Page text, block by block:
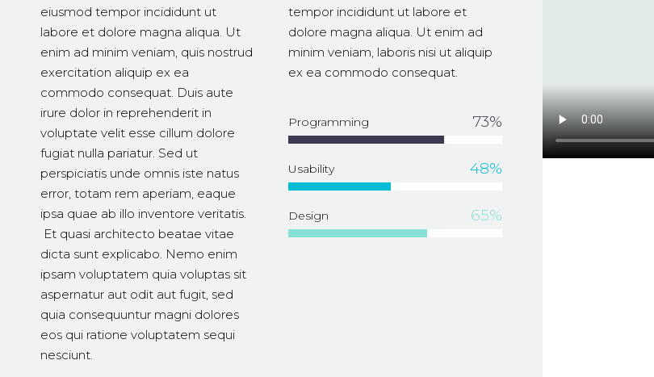
eiusmod tempor incididunt ut
labore et dolore magna aliqua. Ut
enim ad minim veniam, quis nostrud
exercitation aliquip ex ea
commodo consequat. Duis aute
irure dolor in reprehenderit in
voluptate velit esse cillum dolore
fugiat nulla pariatur. Sed ut
perspiciatis unde omnis iste natus
error, totam rem aperiam, eaque
ipsa quae ab illo inventore veritatis.
Et quasi architecto beatae vitae
dicta sunt explicabo. Nemo enim
ipsam voluptatem quia voluptas sit
aspernatur aut odit aut fugit, sed
quia consequuntur magni dolores
eos qui ratione voluptatem sequi
nesciunt.
tempor incididunt ut labore et
dolore magna aliqua. Ut enim ad
minim veniam, laboris nisi ut aliquip
ex ea commodo consequat.
Programming 73%
Usability 48%
Design 65%